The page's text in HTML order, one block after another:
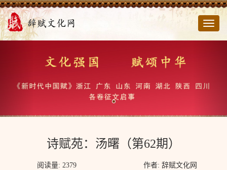
切
诗赋苑：汤曙（第62期）
阅读量: 2379
作者: 辞赋文化网